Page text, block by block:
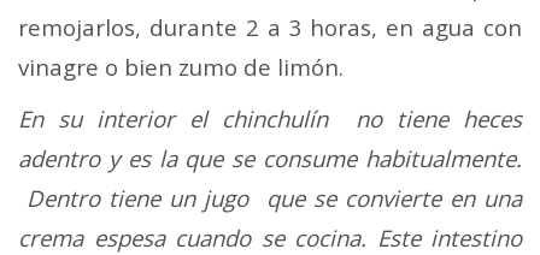
remojarlos, durante 2 a 3 horas, en agua con
vinagre o bien zumo de limón.
En su interior el chinchulín no tiene heces
adentro y es la que se consume habitualmente.
Dentro tiene un jugo que se convierte en una
crema espesa cuando se cocina. Este intestino